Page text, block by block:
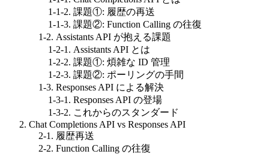
1-1-2. 課題①: 履歴の再送
1-1-3. 課題②: Function Calling の往復
1-2. Assistants API が抱える課題
1-2-1. Assistants API とは
1-2-2. 課題①: 煩雑な ID 管理
1-2-3. 課題②: ポーリングの手間
1-3. Responses API による解決
1-3-1. Responses API の登場
1-3-2. これからのスタンダード
Chat Completions API vs Responses API
2-1. 履歴再送
2-2. Function Calling の往復